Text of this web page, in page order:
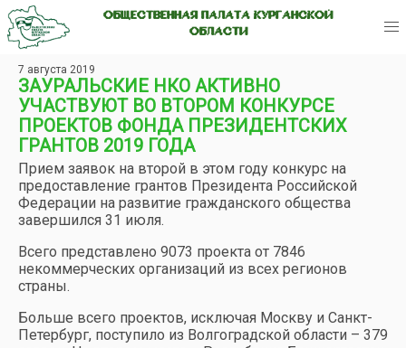
ОБЩЕСТВЕННАЯ ПАЛАТА КУРГАНСКОЙ
ОБЛАСТИ
7 августа 2019
ЗАУРАЛЬСКИЕ НКО АКТИВНО
УЧАСТВУЮТ ВО ВТОРОМ КОНКУРСЕ
ПРОЕКТОВ ФОНДА ПРЕЗИДЕНТСКИХ
ГРАНТОВ 2019 ГОДА
Прием заявок на второй в этом году конкурс на
предоставление грантов Президента Российской
Федерации на развитие гражданского общества
завершился 31 июля.
Всего представлено 9073 проекта от 7846
некоммерческих организаций из всех регионов
страны.
Больше всего проектов, исключая Москву и Санкт-
Петербург, поступило из Волгоградской области – 379